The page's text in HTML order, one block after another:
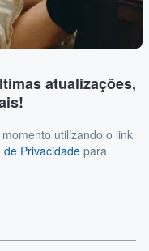
atualizações,
utilizando o link
de Privacidade para